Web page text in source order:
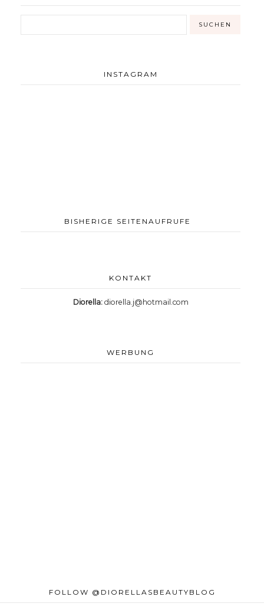
INSTAGRAM
BISHERIGE SEITENAUFRUFE
KONTAKT
Diorella: diorella.j@hotmail.com
WERBUNG
FOLLOW @DIORELLASBEAUTYBLOG